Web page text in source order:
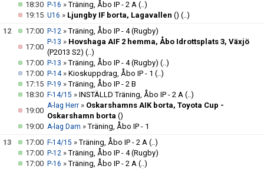
18:30 P-16 »Träning, Åbo IP - 2 A (..)
19:15 U16 » Ljungby IF borta, Lagavallen () (..)
12
17:00 P-12 »Träning, Åbo IP - 4 (Rugby)
17:00
P-13 » Hovshaga AIF 2 hemma, Åbo Idrottsplats 3, Växjö
(P2013 S2) (..)
17:00 P-13 »Träning, Åbo IP - 4 (Rugby) (..)
17:00 P-14» Kioskuppdrag, Åbo IP - 1 (..)
17:15 P-19 »Träning, Åbo IP - 2 B
18:30 F-14/15 » INSTÄLLD Träning, Åbo IP - 2 A (..)
19:00
A-lag Herr » Oskarshamns AIK borta, Toyota Cup -
Oskarshamn borta ()
19:00 A-lag Dam »Träning, Åbo IP - 1
13
17:00 F-14/15 »Träning, Åbo IP - 2 A (..)
17:00 P-12 »Träning, Åbo IP - 4 (Rugby)
17:00 P-16 »Träning, Åbo IP - 2 A (..)